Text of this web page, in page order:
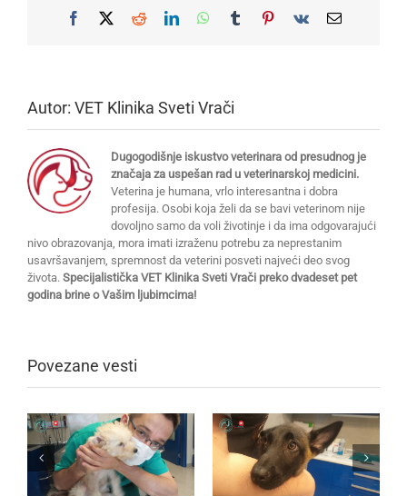
Facebook
X RedditLinkedInWhatsApp
TumblrPinterest
Vk Email
Autor: VET Klinika Sveti Vrači
Dugogodišnje iskustvo veterinara od presudnog je
značaja za uspešan rad u veterinarskoj medicini.
Veterina je humana, vrlo interesantna i dobra
profesija. Osobi koja želi da se bavi veterinom nije
dovoljno samo da voli životinje i da ima odgovarajući
nivo obrazovanja, mora imati izraženu potrebu za neprestanim
usavršavanjem, spremnost da veterini posveti najveći deo svog
života. Specijalistička VET Klinika Sveti Vrači preko dvadeset pet
godina brine o Vašim ljubimcima!
Povezane vesti